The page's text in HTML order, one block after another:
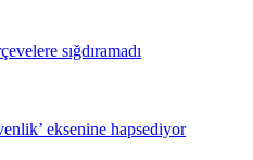
sığdıramadı
eksenine hapsediyor